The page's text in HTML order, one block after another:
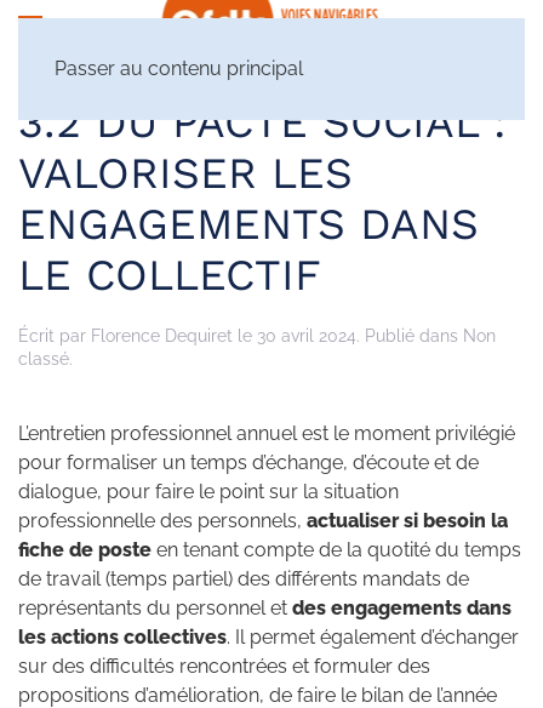
Passer au contenu principal
3.2 DU PACTE SOCIAL :
VALORISER LES
ENGAGEMENTS DANS
LE COLLECTIF
Écrit par Florence Dequiret le 30 avril 2024. Publié dans Non
classé.
L’entretien professionnel annuel est le moment privilégié
pour formaliser un temps d’échange, d’écoute et de
dialogue, pour faire le point sur la situation
professionnelle des personnels, actualiser si besoin la
fiche de poste en tenant compte de la quotité du temps
de travail (temps partiel) des différents mandats de
représentants du personnel et des engagements dans
les actions collectives. Il permet également d’échanger
sur des difficultés rencontrées et formuler des
propositions d’amélioration, de faire le bilan de l’année